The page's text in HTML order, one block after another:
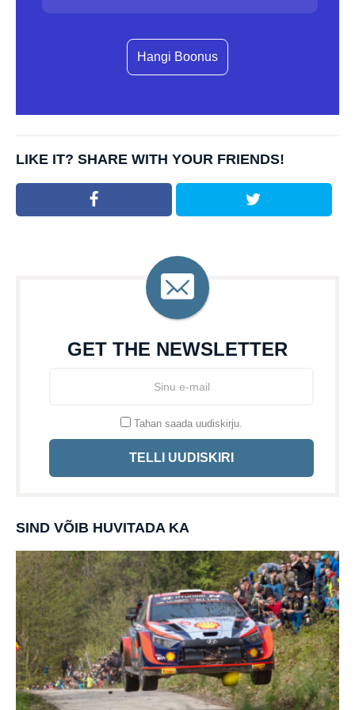
Hangi Boonus
LIKE IT? SHARE WITH YOUR FRIENDS!
GET THE NEWSLETTER
Tahan saada uudiskirju.
TELLI UUDISKIRI
SIND VÕIB HUVITADA KA